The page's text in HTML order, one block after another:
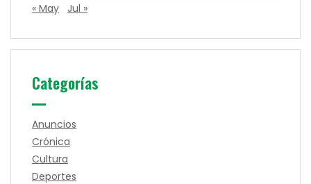
« May
Jul »
Categorías
Anuncios
Crónica
Cultura
Deportes